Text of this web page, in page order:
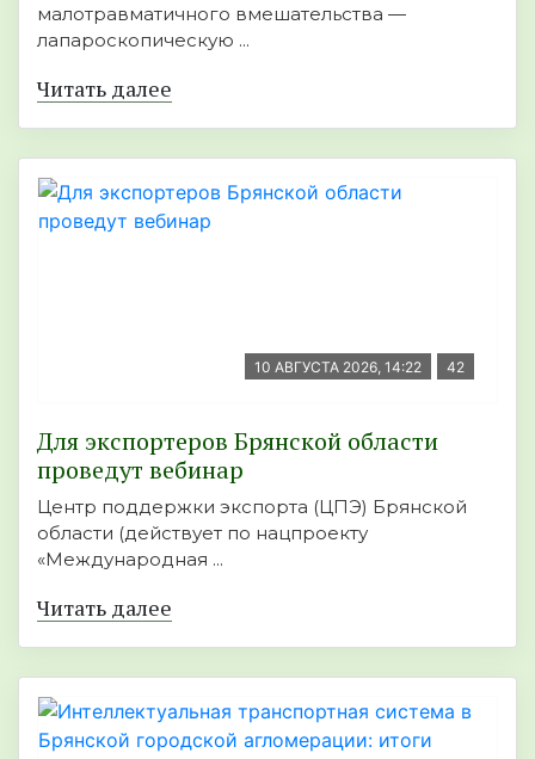
малотравматичного вмешательства —
лапароскопическую ...
Читать далее
10 АВГУСТА 2026, 14:22 42
Для экспортеров Брянской области
проведут вебинар
Центр поддержки экспорта (ЦПЭ) Брянской
области (действует по нацпроекту
«Международная ...
Читать далее